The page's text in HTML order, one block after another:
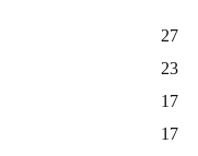
27
23
17
17